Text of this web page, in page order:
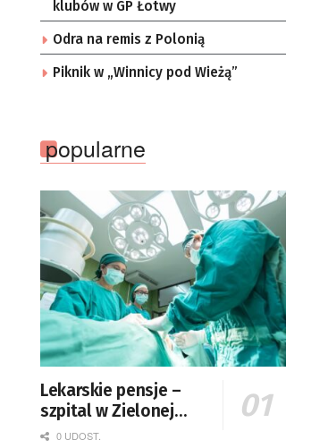
klubów w GP Łotwy
Odra na remis z Polonią
Piknik w „Winnicy pod Wieżą”
popularne
Lekarskie pensje –
szpital w Zielonej
Górze podaje dane
0 UDOST.